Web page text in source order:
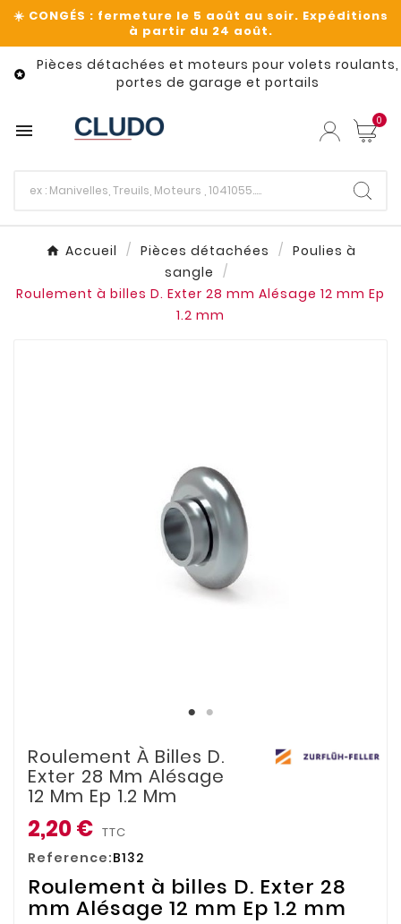

Pièces détachées et moteurs pour volets roulants,
portes de garage et portails
 0
Accueil Pièces détachées
Poulies à
sangle
Roulement à billes D. Exter 28 mm Alésage 12 mm Ep
1.2 mm
Roulement À Billes D.
Exter 28 Mm Alésage
12 Mm Ep 1.2 Mm
2,20 € TTC
Reference:B132
Roulement à billes D. Exter 28
mm Alésage 12 mm Ep 1.2 mm